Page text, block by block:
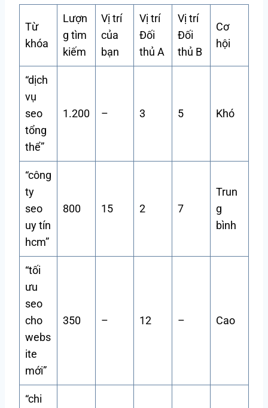
Từ
khóa
Lượn
g tìm
kiếm
Vị trí
của
bạn
Vị trí
Đối
thủ A
Vị trí
Đối
thủ B
Cơ
hội
“dịch
vụ
seo
tổng
thể”
1.200 – 3 5 Khó
“công
ty
seo
uy tín
hcm”
800 15 2 7
Trun
g
bình
“tối
ưu
seo
cho
webs
ite
mới”
350 – 12 – Cao
“chi